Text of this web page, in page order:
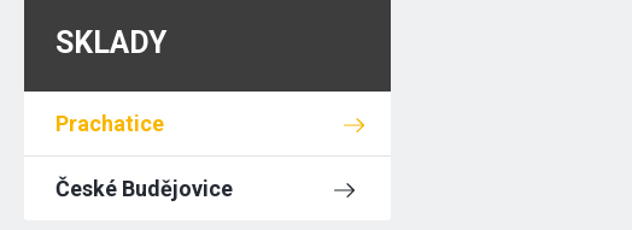
SKLADY
Prachatice
České Budějovice